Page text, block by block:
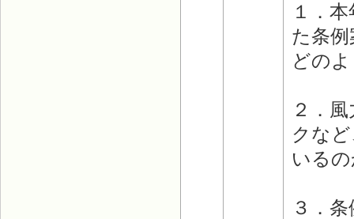
１．
た条
どの
２．
クな
いる
３．